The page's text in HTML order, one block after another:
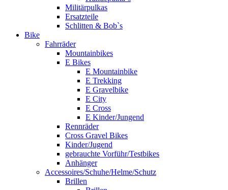
Militärpulkas
Ersatzteile
Schlitten & Bob`s
Bike
Fahrräder
Mountainbikes
E Bikes
E Mountainbike
E Trekking
E Gravelbike
E City
E Cross
E Kinder/Jungend
Rennräder
Cross Gravel Bikes
Kinder/Jugend
gebrauchte Vorführ/Testbikes
Anhänger
Accessoires/Schuhe/Helme/Schutz
Brillen